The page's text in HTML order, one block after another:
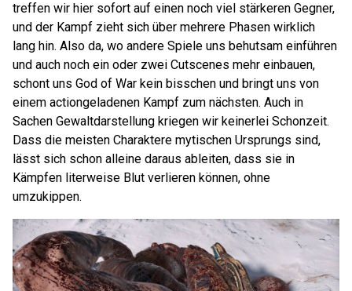
treffen wir hier sofort auf einen noch viel stärkeren Gegner,
und der Kampf zieht sich über mehrere Phasen wirklich
lang hin. Also da, wo andere Spiele uns behutsam einführen
und auch noch ein oder zwei Cutscenes mehr einbauen,
schont uns God of War kein bisschen und bringt uns von
einem actiongeladenen Kampf zum nächsten. Auch in
Sachen Gewaltdarstellung kriegen wir keinerlei Schonzeit.
Dass die meisten Charaktere mytischen Ursprungs sind,
lässt sich schon alleine daraus ableiten, dass sie in
Kämpfen literweise Blut verlieren können, ohne
umzukippen.